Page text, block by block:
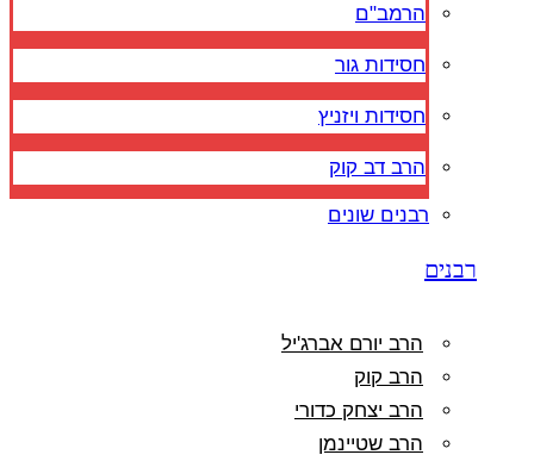
הרמב"ם
חסידות גור
חסידות ויזניץ
הרב דב קוק
רבנים שונים
רבנים
הרב יורם אברג'יל
הרב קוק
הרב יצחק כדורי
הרב שטיינמן